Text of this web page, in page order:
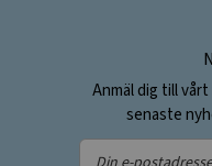
Anmäl dig till
senaste
Din